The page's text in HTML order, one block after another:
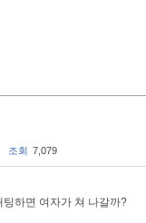
조회 7,079
하면 여자가 쳐 나갈까?